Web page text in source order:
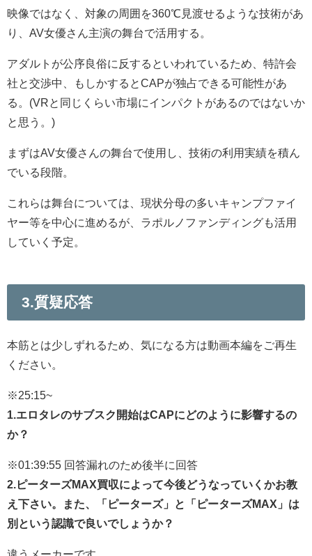
映像ではなく、対象の周囲を360℃見渡せるような技術があ
り、AV女優さん主演の舞台で活用する。
アダルトが公序良俗に反するといわれているため、特許会
社と交渉中、もしかするとCAPが独占できる可能性があ
る。(VRと同じくらい市場にインパクトがあるのではないか
と思う。)
まずはAV女優さんの舞台で使用し、技術の利用実績を積ん
でいる段階。
これらは舞台については、現状分母の多いキャンプファイ
ヤー等を中心に進めるが、ラポルノファンディングも活用
していく予定。
3.質疑応答
本筋とは少しずれるため、気になる方は動画本編をご再生
ください。
※25:15~
1.エロタレのサブスク開始はCAPにどのように影響するの
か？
※01:39:55 回答漏れのため後半に回答
2.ピーターズMAX買収によって今後どうなっていくかお教
え下さい。また、「ピーターズ」と「ピーターズMAX」は
別という認識で良いでしょうか？
違うメーカーです。